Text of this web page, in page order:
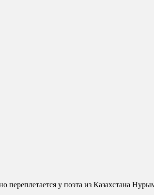
переплетается у поэта из Казахстана